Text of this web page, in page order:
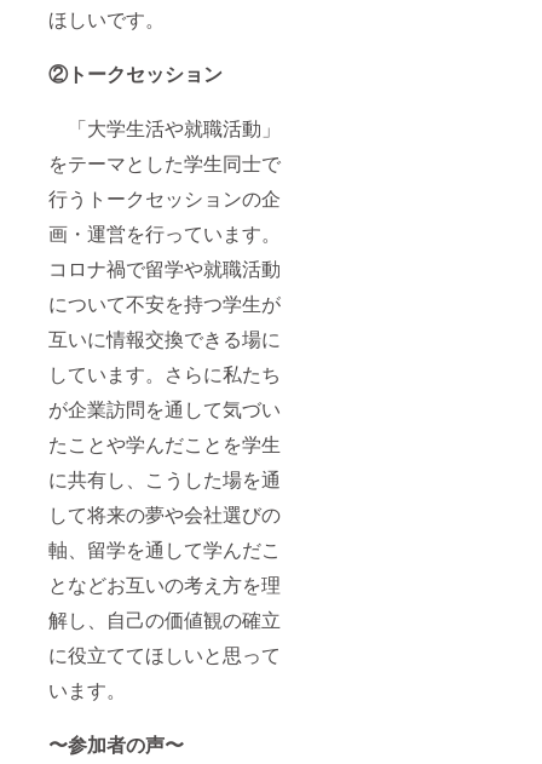
ほしいです。
②トークセッション
「大学生活や就職活動」
をテーマとした学生同士で
行うトークセッションの企
画・運営を行っています。
コロナ禍で留学や就職活動
について不安を持つ学生が
互いに情報交換できる場に
しています。さらに私たち
が企業訪問を通して気づい
たことや学んだことを学生
に共有し、こうした場を通
して将来の夢や会社選びの
軸、留学を通して学んだこ
となどお互いの考え方を理
解し、自己の価値観の確立
に役立ててほしいと思って
います。
〜参加者の声〜